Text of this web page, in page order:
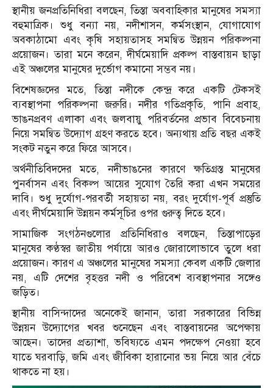
স্থানীয় জনপ্রতিনিধিরা বলছেন, তিস্তা অববাহিকার মানুষের সমস্যা
বহুমাত্রিক। শুধু বন্যা নয়, নদীশাসন, কর্মসংস্থান, যোগাযোগ
অবকাঠামো এবং কৃষি সহায়তাসহ সমন্বিত উন্নয়ন পরিকল্পনা
প্রয়োজন। তারা মনে করেন, দীর্ঘমেয়াদি প্রকল্প বাস্তবায়ন ছাড়া
এই অঞ্চলের মানুষের দুর্ভোগ কমানো সম্ভব নয়।
বিশেষজ্ঞদের মতে, তিস্তা নদীকে কেন্দ্র করে একটি টেকসই
ব্যবস্থাপনা পরিকল্পনা জরুরি। নদীর গতিপ্রকৃতি, পানি প্রবাহ,
ভাঙনপ্রবণ এলাকা এবং জলবায়ু পরিবর্তনের প্রভাব বিবেচনায়
নিয়ে সমন্বিত উদ্যোগ গ্রহণ করতে হবে। অন্যথায় প্রতি বছর একই
সংকট নতুন করে ফিরে আসবে।
অর্থনীতিবিদদের মতে, নদীভাঙনের কারণে ক্ষতিগ্রস্ত মানুষের
পুনর্বাসন এবং বিকল্প আয়ের সুযোগ তৈরি করা এখন সময়ের
দাবি। শুধু দুর্যোগ-পরবর্তী সহায়তা নয়, বরং দুর্যোগ-পূর্ব প্রস্তুতি
এবং দীর্ঘমেয়াদি উন্নয়ন কর্মসূচির ওপর গুরুত্ব দিতে হবে।
সামাজিক সংগঠনগুলোর প্রতিনিধিরাও বলছেন, তিস্তাপাড়ের
মানুষের কণ্ঠস্বর জাতীয় পর্যায়ে আরও জোরালোভাবে তুলে ধরা
প্রয়োজন। কারণ এ অঞ্চলের মানুষের সমস্যা কেবল একটি জেলার
নয়, এটি দেশের বৃহত্তর নদী ও পরিবেশ ব্যবস্থাপনার সঙ্গেও
জড়িত।
স্থানীয় বাসিন্দাদের অনেকেই জানান, তারা সরকারের বিভিন্ন
উন্নয়ন উদ্যোগের খবর শুনেছেন এবং বাস্তবায়নের অপেক্ষায়
আছেন। তাদের প্রত্যাশা, ভবিষ্যতে এমন পদক্ষেপ নেওয়া হবে
যাতে ঘরবাড়ি, জমি এবং জীবিকা হারানোর ভয় নিয়ে আর বেঁচে
থাকতে না হয়।